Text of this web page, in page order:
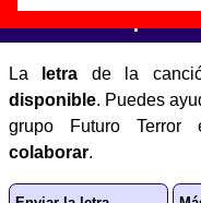
La letra de la
disponible. Puedes
grupo Futuro
colaborar.